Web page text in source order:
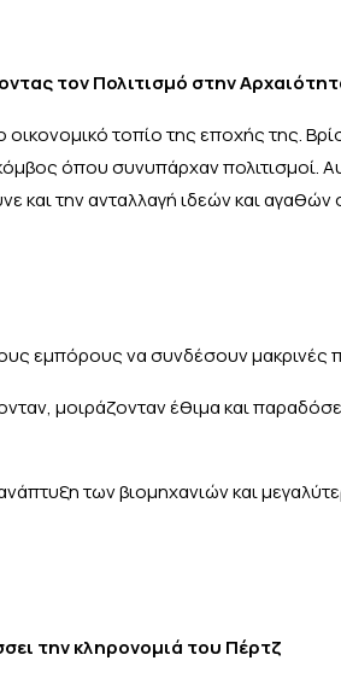
τον Πολιτισμό στην
τοπίο της εποχής της.
όπου συνυπάρχαν πολιτισμοί.
και την ανταλλαγή ιδεών και
εμπόρους να συνδέσουν μακρινές
μοιράζονταν έθιμα και
των βιομηχανιών και
την κληρονομιά του Πέρτζ